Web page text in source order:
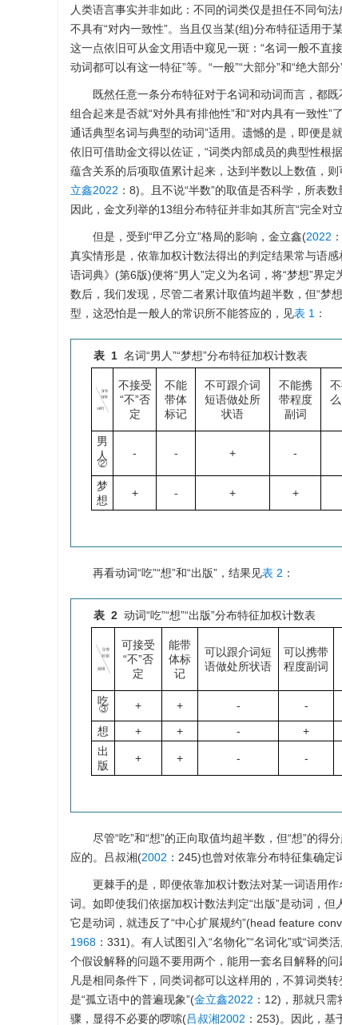
人类语言事实并非如此：不同的词类仅是担任不同句
不具有“对内一致性”。当且仅当某(组)分布特征适用于
这一点依旧可从金文用语中窥见一斑：“名词一般不直
动词都可以有这一特征”等。“一般”“大部分”和“绝大部
既然任意一条分布特征对于名词和动词而言，都
组合起来是否就“对外具有排他性”和“对内具有一致性
通话典型名词与典型的动词”适用。遗憾的是，即便是
依旧可借助金文得以佐证，“词类内部成员的典型性
蕴含关系的后项取值累计起来，达到半数以上数值，
立鑫2022 ：8)。且不说“半数”的取值是否科学，所表
因此，金文列举的13组分布特征并非如其所言“完全对
但是，受到“甲乙分立”格局的影响，金立鑫(2022
真实情形是，依靠加权计数法得出的判定结果常与语感
语词典》(第6版)便将“男人”定义为名词，将“梦想”界
数后，我们发现，尽管二者累计取值均超半数，但“梦
型，这恐怕是一般人的常识所不能答应的，见表 1 ：
表 1 名词“男人”“梦想”分布特征加权计数表
不接受
“不”否
定
不能
带体
标记
不可跟介词
短语做处所
状语
不能携
带程度
副词
男
人
②
- - + -
梦
想
+ - + +
再看动词“吃”“想”和“出版”，结果见表 2 ：
表 2 动词“吃”“想”“出版”分布特征加权计数表
可接受
“不”否
定
能带
体标
记
可以跟介词短
语做处所状语
可以携带
程度副词
吃
③ + + - -
想
+ + - +
出
版
+ + - -
尽管“吃”和“想”的正向取值均超半数，但“想”的得
应的。吕叔湘(2002 ：245)也曾对依靠分布特征集确定
更棘手的是，即便依靠加权计数法对某一词语用
词。如即使我们依据加权计数法判定“出版”是动词，但
它是动词，就违反了“中心扩展规约”(head feature
1968 ：331)。有人试图引入“名物化”“名词化”或“词
个假设解释的问题不要用两个，能用一套名目解释的
凡是相同条件下，同类词都可以这样用的，不算词类转
是“孤立语中的普遍现象”(金立鑫2022 ：12)，那就只
骤，显得不必要的啰嗦(吕叔湘2002 ：253)。因此，基